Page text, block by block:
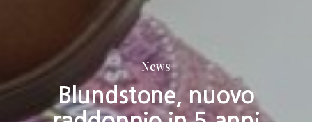
News
Blundstone, nuovo